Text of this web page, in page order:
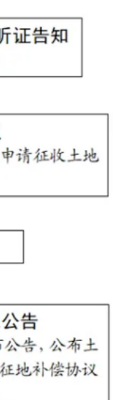
土地预公告，启动土地征
应当采用有利于社会公众
。自征收土地预公告发布